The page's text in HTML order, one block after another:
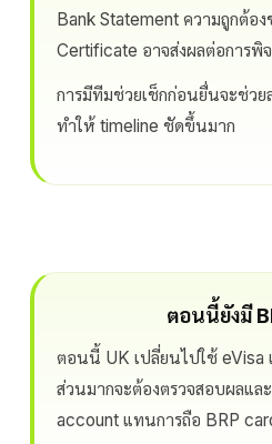
Bank Statement ความถูกต้อ
Certificate อาจส่งผลต่อการพิ
การมีทีมช่วยเช็กก่อนยื่นจะช่วย
ทำให้ timeline ชัดขึ้นมาก
ตอนนี้ยังมี
ตอนนี้ UK เปลี่ยนไปใช้ eVisa
ส่วนมากจะต้องตรวจสอบผลแล
account แทนการถือ BRP